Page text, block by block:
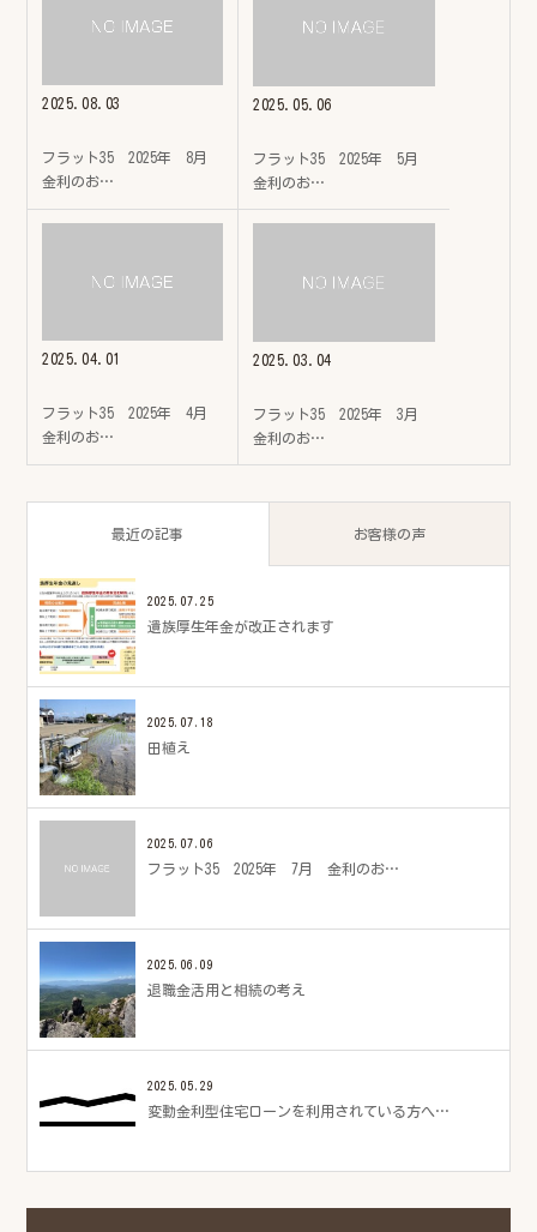
2025.08.03
フラット35 2025年 8月
金利のお…
2025.05.06
フラット35 2025年 5月
金利のお…
2025.04.01
フラット35 2025年 4月
金利のお…
2025.03.04
フラット35 2025年 3月
金利のお…
最近の記事 お客様の声
2025.07.25
遺族厚生年金が改正されます
2025.07.18
田植え
2025.07.06
フラット35 2025年 7月 金利のお…
2025.06.09
退職金活用と相続の考え
2025.05.29
変動金利型住宅ローンを利用されている方へ…